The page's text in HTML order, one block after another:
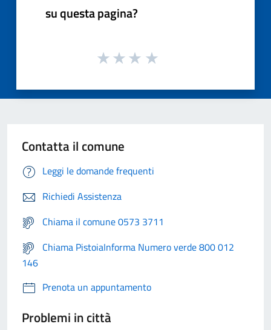
su questa pagina?
Contatta il comune
Leggi le domande frequenti
Richiedi Assistenza
Chiama il comune 0573 3711
Chiama PistoiaInforma Numero verde 800 012
146
Prenota un appuntamento
Problemi in città